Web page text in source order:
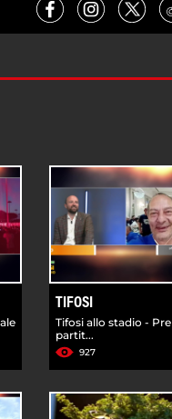
TIFOSI
Tifosi allo stadio - Pre
partit...
927